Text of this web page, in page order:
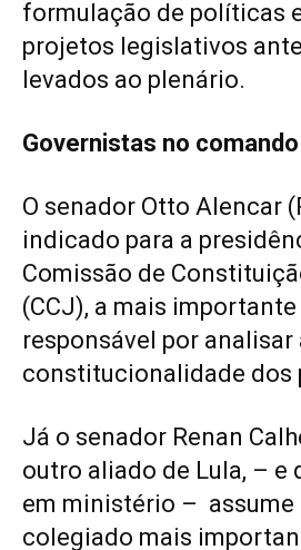
formulação de políticas
projetos legislativos
levados ao plenário.
Governistas no comando
O senador Otto Alencar
indicado para a
Comissão de
(CCJ), a mais importante
responsável por analisar
constitucionalidade dos
Já o senador Renan
outro aliado de Lula, – e
em ministério – assume
colegiado mais